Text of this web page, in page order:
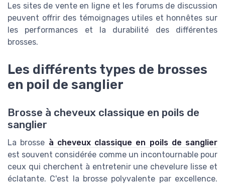
Les sites de vente en ligne et les forums de discussion
peuvent offrir des témoignages utiles et honnêtes sur
les performances et la durabilité des différentes
brosses.
Les différents types de brosses
en poil de sanglier
Brosse à cheveux classique en poils de
sanglier
La brosse à cheveux classique en poils de sanglier
est souvent considérée comme un incontournable pour
ceux qui cherchent à entretenir une chevelure lisse et
éclatante. C'est la brosse polyvalente par excellence.